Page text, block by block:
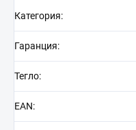
Категория:
Гаранция:
Тегло:
EAN: